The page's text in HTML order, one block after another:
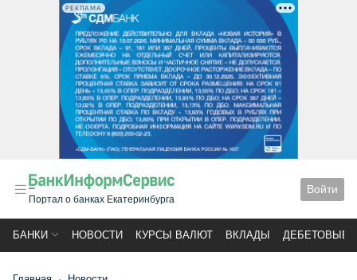
РЕКЛАМА
Портал о банках Екатеринбурга
Войти
БАНКИ НОВОСТИ КУРСЫ ВАЛЮТ ВКЛАДЫ ДЕБЕТОВЫЕ